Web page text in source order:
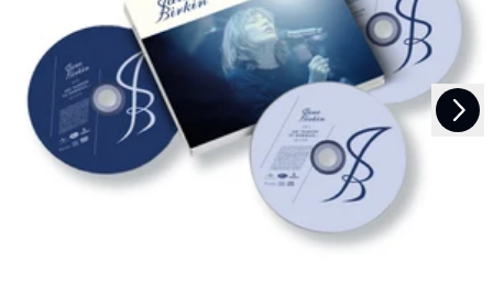
Précédent
Suivant